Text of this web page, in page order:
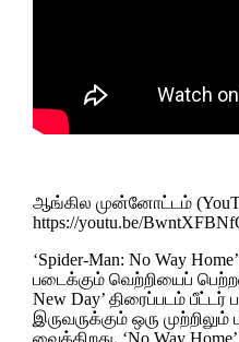
ஆங்கில முன்னோட்டம்
https://youtu.be/
‘Spider-Man: No Way
படைக்கும் வெற்றியைப்
New Day’ திரைப்படம்
இருவருக்கும் ஒரு
வைக்கிறது. ‘No Way